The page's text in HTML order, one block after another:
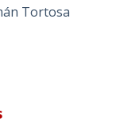
Tortosa